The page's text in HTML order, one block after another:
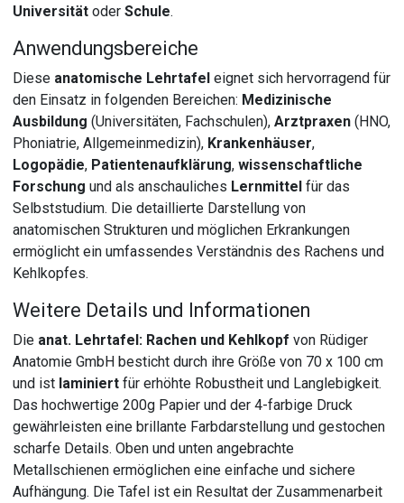
Universität oderSchule.
Anwendungsbereiche
Diese anatomische Lehrtafel eignet sich hervorragend für
den Einsatz in folgenden Bereichen: Medizinische
Ausbildung (Universitäten, Fachschulen),Arztpraxen (HNO,
Phoniatrie, Allgemeinmedizin), Krankenhäuser,
Logopädie, Patientenaufklärung,wissenschaftliche
Forschung und als anschauliches Lernmittel für das
Selbststudium. Die detaillierte Darstellung von
anatomischen Strukturen und möglichen Erkrankungen
ermöglicht ein umfassendes Verständnis des Rachens und
Kehlkopfes.
Weitere Details und Informationen
Die anat. Lehrtafel: Rachen und Kehlkopf von Rüdiger
Anatomie GmbH besticht durch ihre Größe von 70 x 100 cm
und ist laminiert für erhöhte Robustheit und Langlebigkeit.
Das hochwertige 200g Papier und der 4-farbige Druck
gewährleisten eine brillante Farbdarstellung und gestochen
scharfe Details. Oben und unten angebrachte
Metallschienen ermöglichen eine einfache und sichere
Aufhängung. Die Tafel ist ein Resultat der Zusammenarbeit